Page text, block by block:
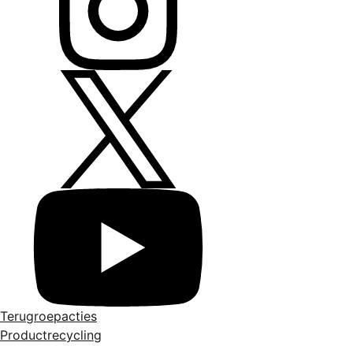
Terugroepacties
Productrecycling